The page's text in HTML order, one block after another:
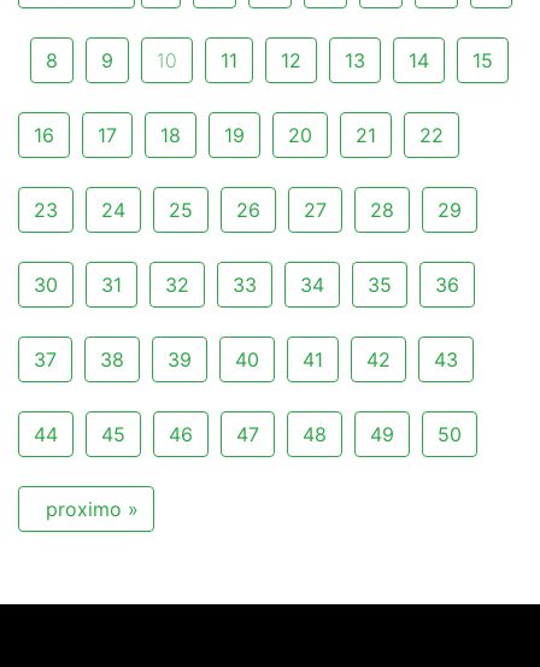
8 9 10 11 12 13 14 15
16 17 18 19 20 21 22
23 24 25 26 27 28 29
30 31 32 33 34 35 36
37 38 39 40 41 42 43
44 45 46 47 48 49 50
proximo »